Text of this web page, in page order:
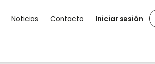
Noticias Contacto Iniciar sesión